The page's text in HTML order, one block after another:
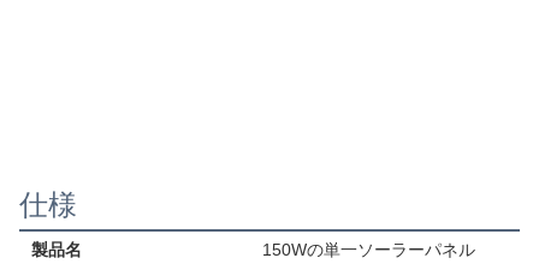
仕様
製品名 150Wの単一ソーラーパネル